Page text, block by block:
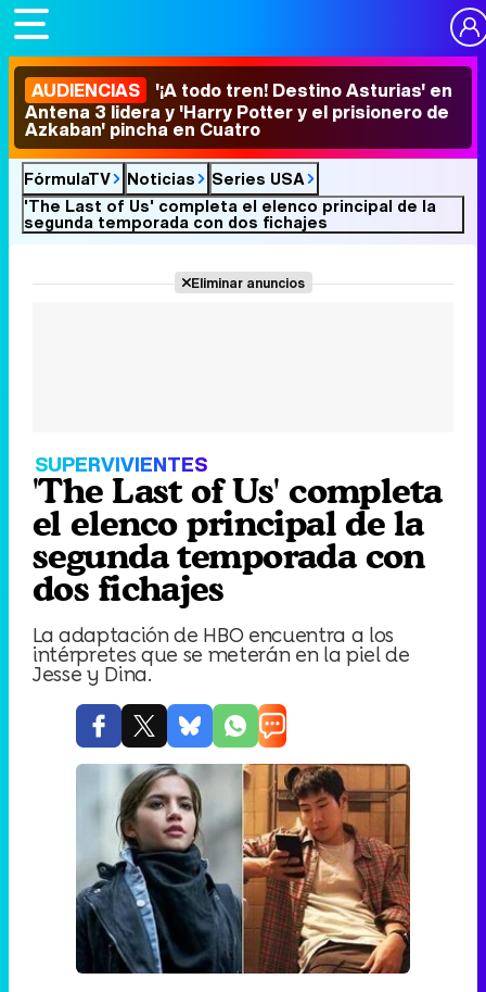
AUDIENCIAS '¡A todo tren! Destino Asturias' en
Antena 3 lidera y 'Harry Potter y el prisionero de
Azkaban' pincha en Cuatro
FórmulaTV Noticias
Series USA
'The Last of Us' completa el elenco principal de la
segunda temporada con dos fichajes
Eliminar anuncios
SUPERVIVIENTES
'The Last of Us' completa
el elenco principal de la
segunda temporada con
dos fichajes
La adaptación de HBO encuentra a los
intérpretes que se meterán en la piel de
Jesse y Dina.